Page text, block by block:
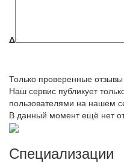
Δ
Только проверенные отзывы
Наш сервис публикует
пользователями на нашем
В данный момент ещё нет
Специализации